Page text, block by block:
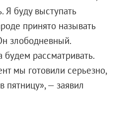
Я буду выступать
принято называть
злободневный.
будем рассматривать.
мы готовили серьезно,
— заявил